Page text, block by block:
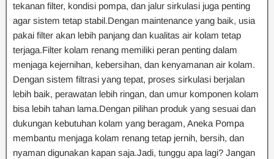
tekanan filter, kondisi pompa, dan jalur sirkulasi juga penting
agar sistem tetap stabil.Dengan maintenance yang baik, usia
pakai filter akan lebih panjang dan kualitas air kolam tetap
terjaga.Filter kolam renang memiliki peran penting dalam
menjaga kejernihan, kebersihan, dan kenyamanan air kolam.
Dengan sistem filtrasi yang tepat, proses sirkulasi berjalan
lebih baik, perawatan lebih ringan, dan umur komponen kolam
bisa lebih tahan lama.Dengan pilihan produk yang sesuai dan
dukungan kebutuhan kolam yang beragam, Aneka Pompa
membantu menjaga kolam renang tetap jernih, bersih, dan
nyaman digunakan kapan saja.Jadi, tunggu apa lagi? Jangan